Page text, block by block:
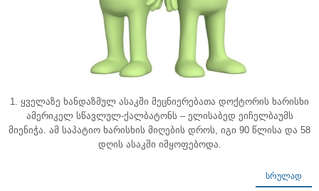
1. ყველაზე ხანდაზმულ ასაკში მეცნიერებათა დოქტორის ხარისხი
ამერიკელ სწავლულ-ქალბატონს – ელისაბედ ეიჩელბაუმს
მიენიჭა. ამ საპატიო ხარისხის მიღების დროს, იგი 90 წლისა და 58
დღის ასაკში იმყოფებოდა.
ᲡᲠᲣᲚᲐᲓ